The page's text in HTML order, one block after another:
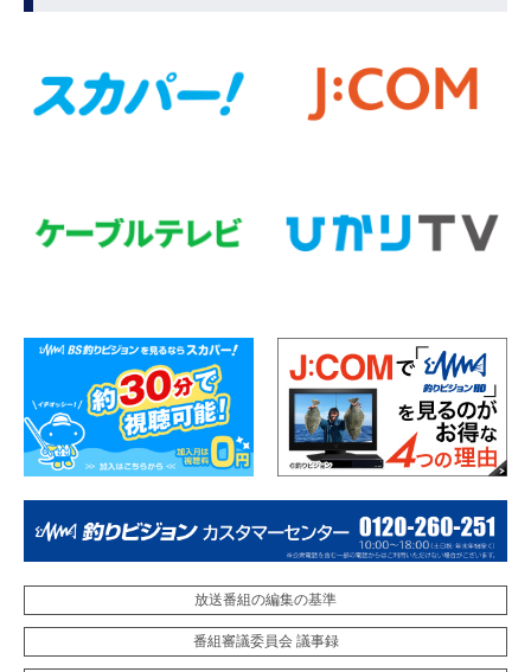
放送番組の編集の基準
番組審議委員会 議事録